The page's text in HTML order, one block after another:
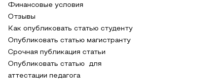
Финансовые условия
Отзывы
Как опубликовать статью студенту
Опубликовать статью магистранту
Срочная публикация статьи
Опубликовать статью для
аттестации педагога